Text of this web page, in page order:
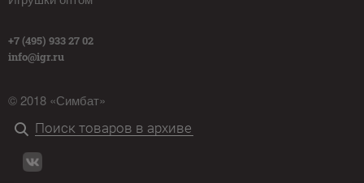
+7 (495) 933 27 02
info@igr.ru
© 2018 «Симбат»